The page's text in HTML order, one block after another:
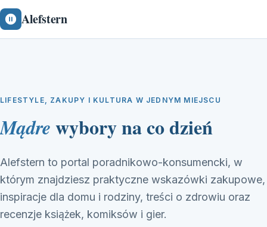
Alefstern
LIFESTYLE, ZAKUPY I KULTURA W JEDNYM MIEJSCU
Mądre wybory na co dzień
Alefstern to portal poradnikowo-konsumencki, w
którym znajdziesz praktyczne wskazówki zakupowe,
inspiracje dla domu i rodziny, treści o zdrowiu oraz
recenzje książek, komiksów i gier.